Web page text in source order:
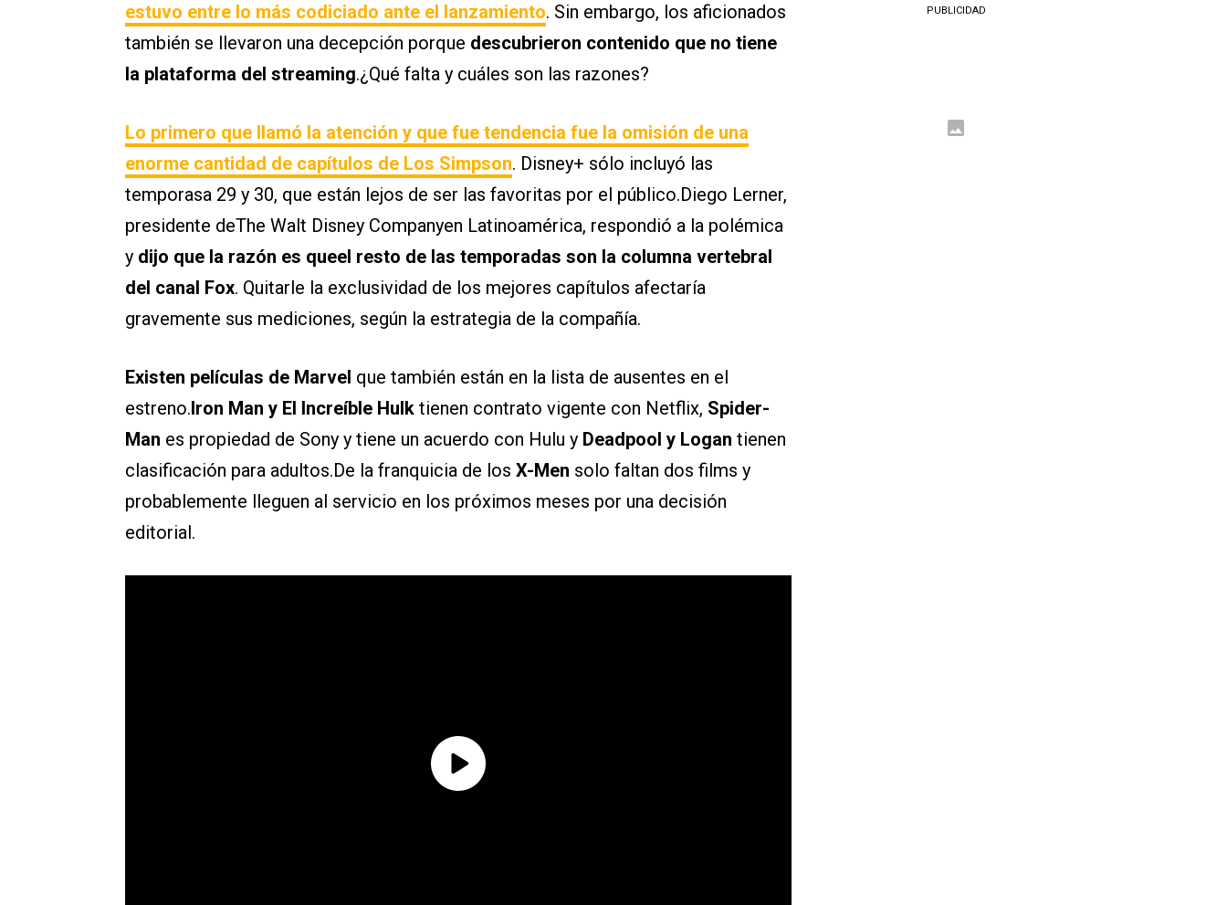
estuvo entre lo más codiciado ante el lanzamiento. Sin embargo, los aficionados
también se llevaron una decepción porque descubrieron contenido que no tiene
la plataforma del streaming.¿Qué falta y cuáles son las razones?
Lo primero que llamó la atención y que fue tendencia fue la omisión de una
enorme cantidad de capítulos de Los Simpson. Disney+ sólo incluyó las
temporasa 29 y 30, que están lejos de ser las favoritas por el público.Diego Lerner,
presidente deThe Walt Disney Companyen Latinoamérica, respondió a la polémica
y dijo que la razón es queel resto de las temporadas son la columna vertebral
del canal Fox. Quitarle la exclusividad de los mejores capítulos afectaría
gravemente sus mediciones, según la estrategia de la compañía.
Existen películas de Marvel que también están en la lista de ausentes en el
estreno.Iron Man y El Increíble Hulk tienen contrato vigente con Netflix, Spider-
Man es propiedad de Sony y tiene un acuerdo con Hulu y Deadpool y Logan tienen
clasificación para adultos.De la franquicia de los X-Men solo faltan dos films y
probablemente lleguen al servicio en los próximos meses por una decisión
editorial.
PUBLICIDAD